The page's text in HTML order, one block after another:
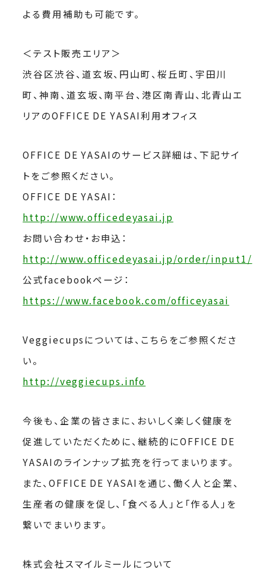
よる費用補助も可能です。
＜テスト販売エリア＞
渋谷区渋谷、道玄坂、円山町、桜丘町、宇田川
町、神南、道玄坂、南平台、港区南青山、北青山エ
リアのOFFICE DE YASAI利用オフィス
OFFICE DE YASAIのサービス詳細は、下記サイ
トをご参照ください。
OFFICE DE YASAI：
http://www.officedeyasai.jp
お問い合わせ・お申込：
http://www.officedeyasai.jp/order/input1/
公式facebookページ：
https://www.facebook.com/officeyasai
Veggiecupsについては、こちらをご参照くださ
い。
http://veggiecups.info
今後も、企業の皆さまに、おいしく楽しく健康を
促進していただくために、継続的にOFFICE DE
YASAIのラインナップ拡充を行ってまいります。
また、OFFICE DE YASAIを通じ、働く人と企業、
生産者の健康を促し、「食べる人」と「作る人」を
繋いでまいります。
株式会社スマイルミールについて